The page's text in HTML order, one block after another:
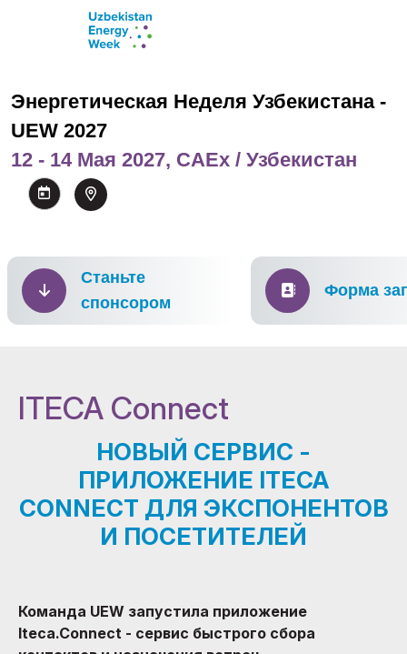
Энергетическая Неделя Узбекистана -
UEW 2027
12 - 14 Мая 2027, CAEx / Узбекистан
Станьте
спонсором
Форма
ITECA Connect
НОВЫЙ СЕРВИС -
ПРИЛОЖЕНИЕ ITECA
CONNECT ДЛЯ ЭКСПОНЕНТОВ
И ПОСЕТИТЕЛЕЙ
Команда UEW запустила приложeниe
Iteca.Connect - сeрвис быстрого сбора